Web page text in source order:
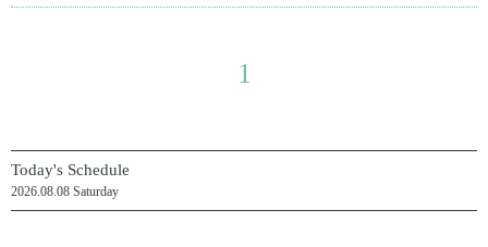
1
Today's Schedule
2026.08.08 Saturday